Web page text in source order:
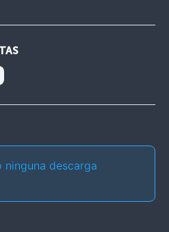
ninguna descarga